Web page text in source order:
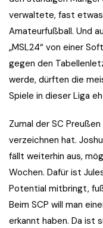
verwaltete, fast
Amateurfußball. Und
„MSL24“ von einer
gegen den
werde, dürften die
Spiele in dieser Liga
Zumal der SC
verzeichnen hat.
fällt weiterhin aus,
Wochen. Dafür ist
Potential mitbringt,
Beim SCP will man
erkannt haben. Da ist